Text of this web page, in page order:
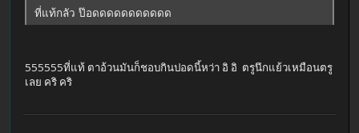
ที่แท้กลัว ป๊อดดดดดดดดดดด
555555ที่แท้ ตาอ้วนมันก็ชอบกินปอดนี้หว่า อิ อิ ตรูนึกแย้วเหมือนตรู
เลย คริ คริ